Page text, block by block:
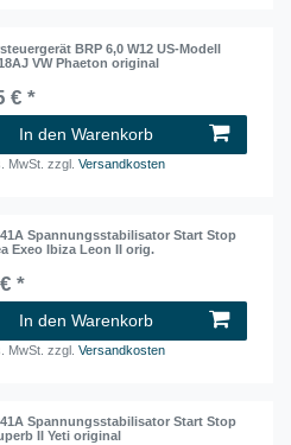
BRP 6,0 W12 US-Modell
VW Phaeton original
€ *
In den Warenkorb
MwSt. zzgl.Versandkosten
Spannungsstabilisator Start Stop
Exeo Ibiza Leon II orig.
*
In den Warenkorb
MwSt. zzgl.Versandkosten
Spannungsstabilisator Start Stop
II Yeti original